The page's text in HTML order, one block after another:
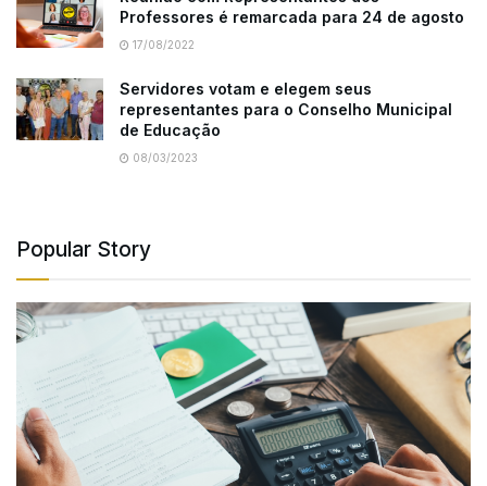
Professores é remarcada para 24 de agosto
17/08/2022
Servidores votam e elegem seus
representantes para o Conselho Municipal
de Educação
08/03/2023
Popular Story